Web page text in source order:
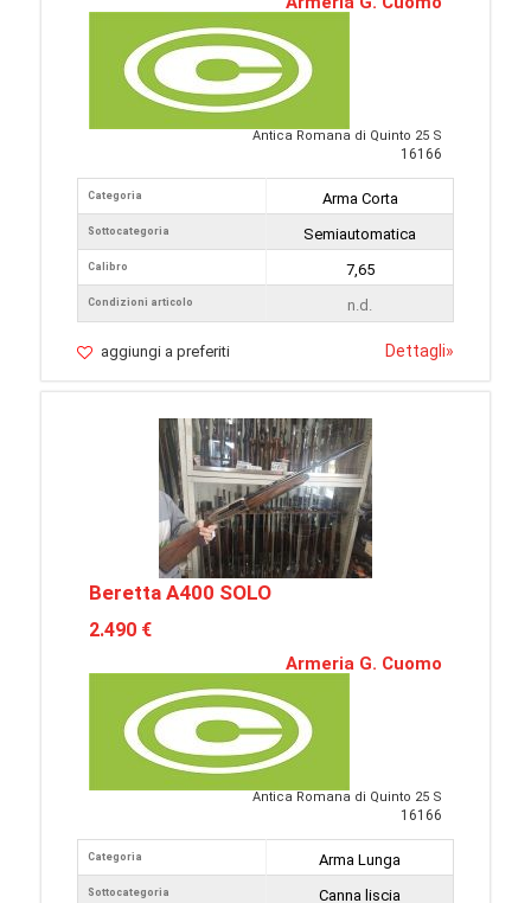
Antica Romana di Quinto 25 S
16166
Categoria
Sottocategoria
Calibro
Condizioni articolo
Arma Corta
Semiautomatica
7,65
n.d.
aggiungi a preferiti Dettagli»
Beretta A400 SOLO
2.490 €
Armeria G. Cuomo
Antica Romana di Quinto 25 S
16166
Categoria
Sottocategoria
Arma Lunga
Canna liscia